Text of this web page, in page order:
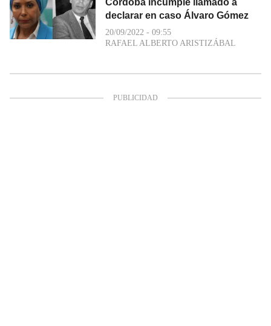
declarar en caso Álvaro Gómez
20/09/2022 - 09:55
RAFAEL ALBERTO ARISTIZÁBAL